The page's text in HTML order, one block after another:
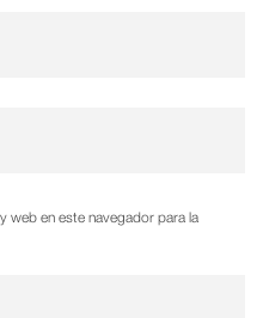
web en este navegador para la